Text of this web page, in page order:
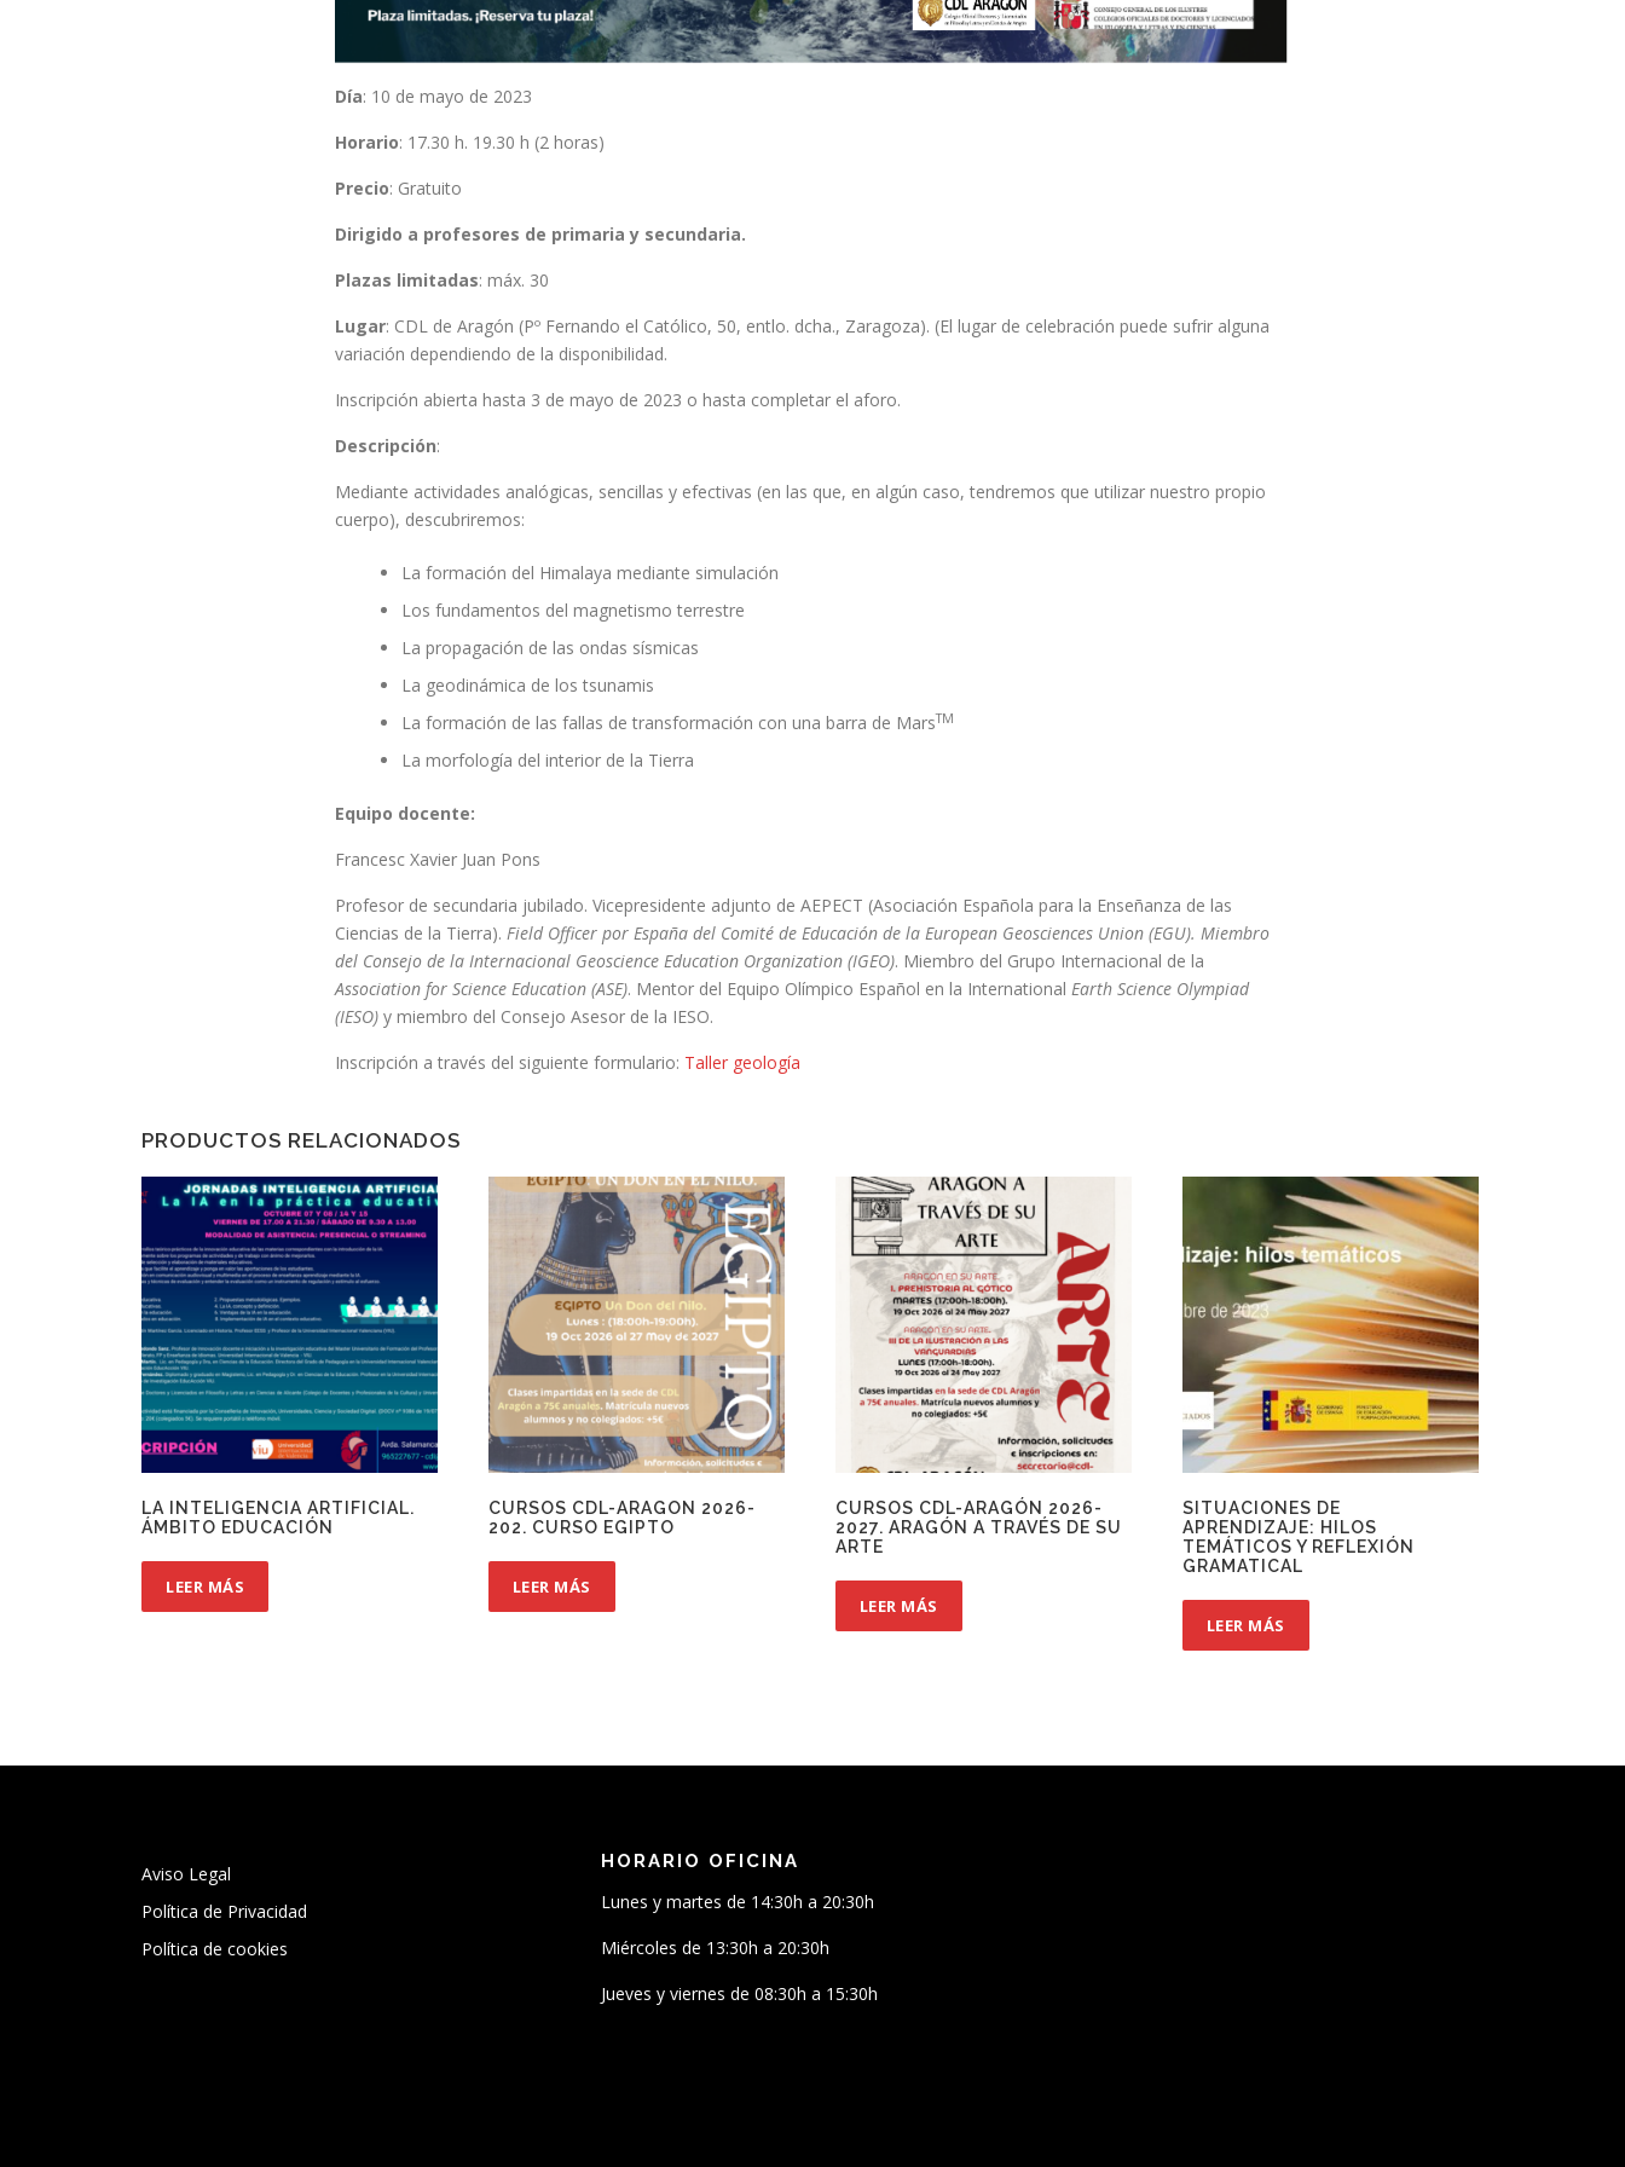
Día: 10 de mayo de 2023
Horario: 17.30 h. 19.30 h (2 horas)
Precio: Gratuito
Dirigido a profesores de primaria y secundaria.
Plazas limitadas: máx. 30
Lugar: CDL de Aragón (Pº Fernando el Católico, 50, entlo. dcha., Zaragoza). (El lugar de celebración puede sufrir alguna
variación dependiendo de la disponibilidad.
Inscripción abierta hasta 3 de mayo de 2023 o hasta completar el aforo.
Descripción:
Mediante actividades analógicas, sencillas y efectivas (en las que, en algún caso, tendremos que utilizar nuestro propio
cuerpo), descubriremos:
La formación del Himalaya mediante simulación
Los fundamentos del magnetismo terrestre
La propagación de las ondas sísmicas
La geodinámica de los tsunamis
La formación de las fallas de transformación con una barra de MarsTM
La morfología del interior de la Tierra
Equipo docente:
Francesc Xavier Juan Pons
Profesor de secundaria jubilado. Vicepresidente adjunto de AEPECT (Asociación Española para la Enseñanza de las
Ciencias de la Tierra). Field Officer por España del Comité de Educación de la European Geosciences Union (EGU). Miembro
del Consejo de la Internacional Geoscience Education Organization (IGEO). Miembro del Grupo Internacional de la
Association for Science Education (ASE). Mentor del Equipo Olímpico Español en la International Earth Science Olympiad
(IESO) y miembro del Consejo Asesor de la IESO.
Inscripción a través del siguiente formulario: Taller geología
PRODUCTOS RELACIONADOS
LA INTELIGENCIA ARTIFICIAL.
ÁMBITO EDUCACIÓN
LEER MÁS
CURSOS CDL-ARAGON 2026-
202. CURSO EGIPTO
LEER MÁS
CURSOS CDL-ARAGÓN 2026-
2027. ARAGÓN A TRAVÉS DE SU
ARTE
LEER MÁS
SITUACIONES DE
APRENDIZAJE: HILOS
TEMÁTICOS Y REFLEXIÓN
GRAMATICAL
LEER MÁS
Aviso Legal
Política de Privacidad
Política de cookies
HORARIO OFICINA
Lunes y martes de 14:30h a 20:30h
Miércoles de 13:30h a 20:30h
Jueves y viernes de 08:30h a 15:30h